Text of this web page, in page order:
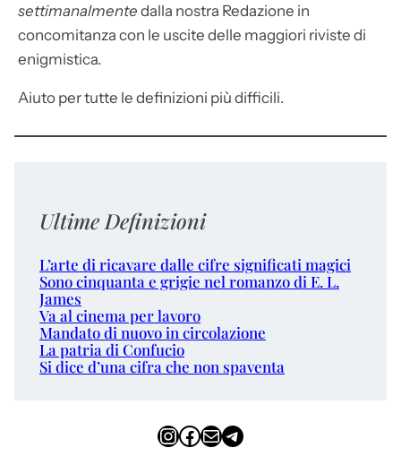
settimanalmente dalla nostra Redazione in
concomitanza con le uscite delle maggiori riviste di
enigmistica.
Aiuto per tutte le definizioni più difficili.
Ultime Definizioni
L’arte di ricavare dalle cifre significati magici
Sono cinquanta e grigie nel romanzo di E. L.
James
Va al cinema per lavoro
Mandato di nuovo in circolazione
La patria di Confucio
Si dice d’una cifra che non spaventa
InstagramFacebook Email Telegram